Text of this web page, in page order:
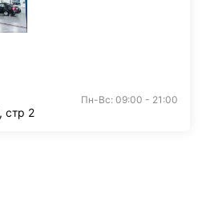
Пн-Вс: 09:00 - 21:00
стр 2